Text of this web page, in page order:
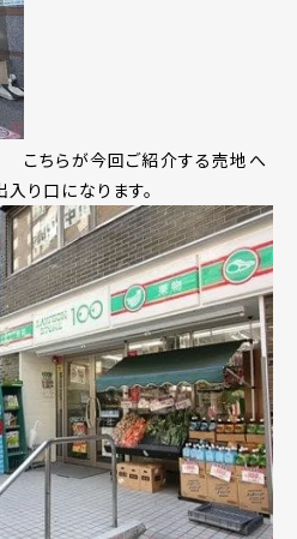
こちらが今回ご紹介する売地へ
り口になります。